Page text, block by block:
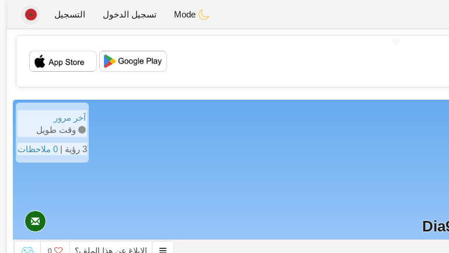
تسجيل الدخول التسجيل
💖
💕
آخر مرور
وقت طويل
3 رؤية |
0 ملاحظات
الإبلاغ عن هذا الملف؟ 0